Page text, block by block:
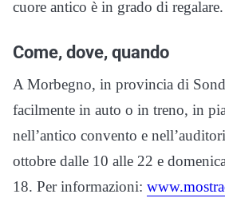
cuore antico è in grado di regalare.
Come, dove, quando
A Morbegno, in provincia di
facilmente in auto o in treno, in
nell’antico convento e
ottobre dalle 10 alle 22 e
18. Per informazioni: www.